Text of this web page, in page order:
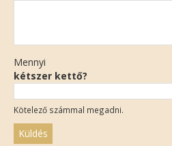
Mennyi
kétszer kettő?
Kötelező számmal megadni.